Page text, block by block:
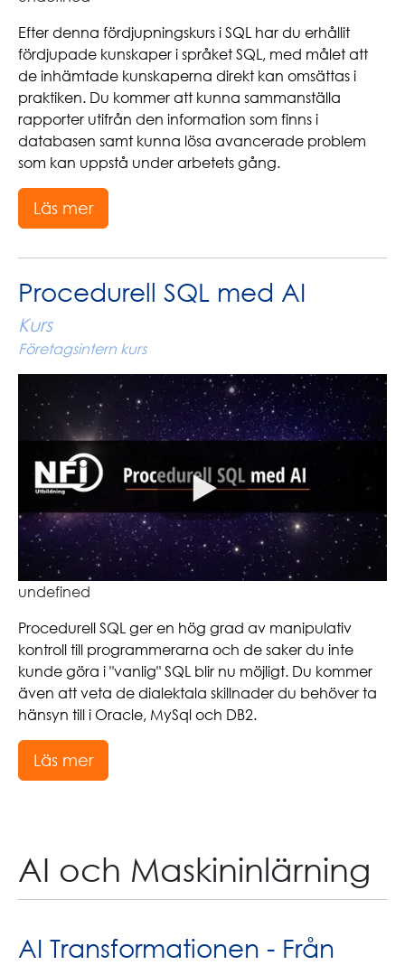
Efter denna fördjupningskurs i SQL har du erhållit
fördjupade kunskaper i språket SQL, med målet att
de inhämtade kunskaperna direkt kan omsättas i
praktiken. Du kommer att kunna sammanställa
rapporter utifrån den information som finns i
databasen samt kunna lösa avancerade problem
som kan uppstå under arbetets gång.
Läs mer
Procedurell SQL med AI
Kurs
Företagsintern kurs
undefined
Procedurell SQL ger en hög grad av manipulativ
kontroll till programmerarna och de saker du inte
kunde göra i "vanlig" SQL blir nu möjligt. Du kommer
även att veta de dialektala skillnader du behöver ta
hänsyn till i Oracle, MySql och DB2.
Läs mer
AI och Maskininlärning
AI Transformationen - Från